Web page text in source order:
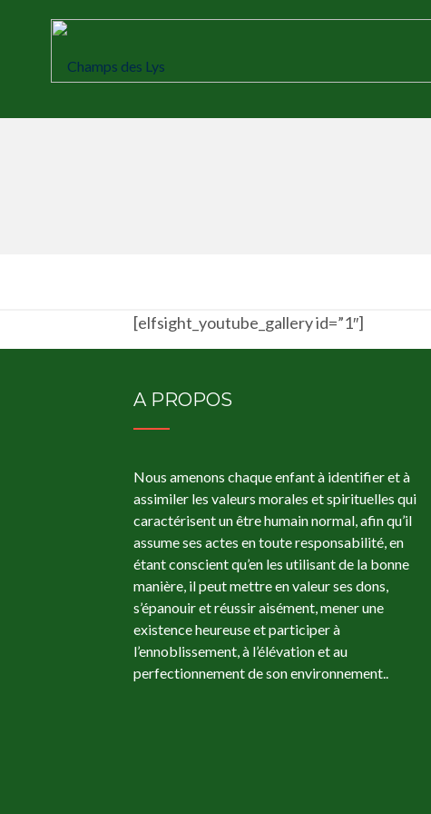
[elfsight_youtube_gallery id=”1″]
A PROPOS
Nous amenons chaque enfant à identifier et à
assimiler les valeurs morales et spirituelles qui
caractérisent un être humain normal, afin qu’il
assume ses actes en toute responsabilité, en
étant conscient qu’en les utilisant de la bonne
manière, il peut mettre en valeur ses dons,
s’épanouir et réussir aisément, mener une
existence heureuse et participer à
l’ennoblissement, à l’élévation et au
perfectionnement de son environnement..